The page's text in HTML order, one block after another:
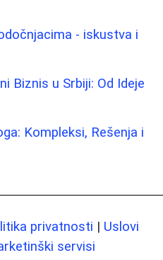
- iskustva i
Biznis u Srbiji: Od Ideje
Kompleksi, Rešenja i
privatnosti | Uslovi
servisi